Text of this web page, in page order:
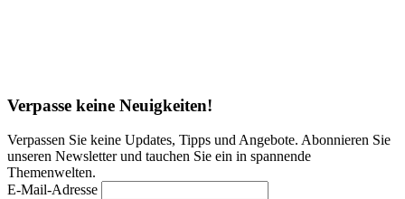
Verpasse keine Neuigkeiten!
Verpassen Sie keine Updates, Tipps und Angebote. Abonnieren Sie
unseren Newsletter und tauchen Sie ein in spannende
Themenwelten.
E-Mail-Adresse